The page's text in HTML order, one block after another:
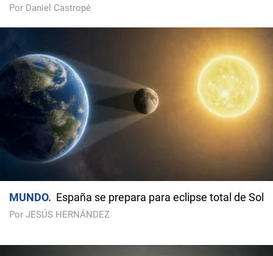
Por Daniel Castropé
MUNDO España se prepara para eclipse total de Sol
Por JESÚS HERNÁNDEZ